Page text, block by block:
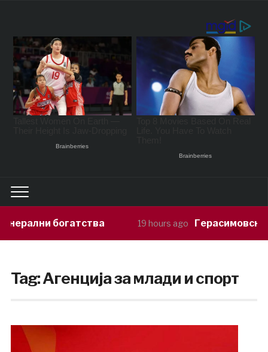
богатства 19 hours ago Герасимовски:
Tag:Агенција за млади и спорт